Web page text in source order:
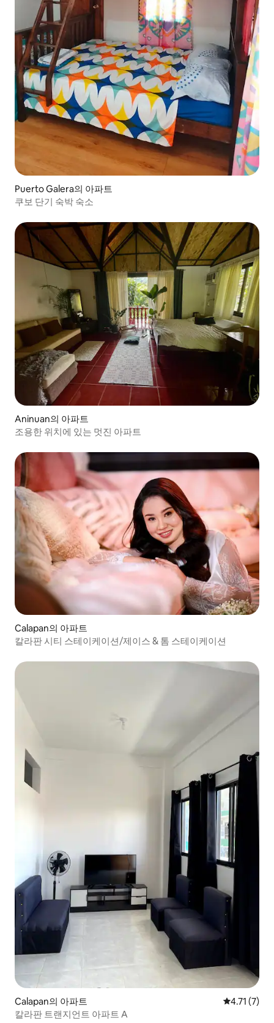
Puerto Galera의 아파트
쿠보 단기 숙박 숙소
Aninuan의 아파트
조용한 위치에 있는 멋진 아파트
Calapan의 아파트
칼라판 시티 스테이케이션/제이스 & 톰 스테이케이션
Calapan의 아파트 평점 4.71점
4.71 (7)
칼라판 트랜지언트 아파트 A